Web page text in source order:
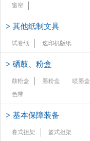
窗帘
> 其他纸制文具
试卷纸 速印机版纸
> 硒鼓、粉盒
鼓粉盒 墨粉盒
喷墨盒
色带
> 基本保障装备
卷式担架
篮式担架